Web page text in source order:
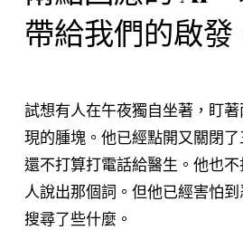
帶給我們的啟發
試想有人在午夜獨自坐著，盯
現的腫塊。他已經點開又關閉
還不打算打電話給醫生。他也
人說出那個詞。但他已經害怕
搜尋了些什麼。